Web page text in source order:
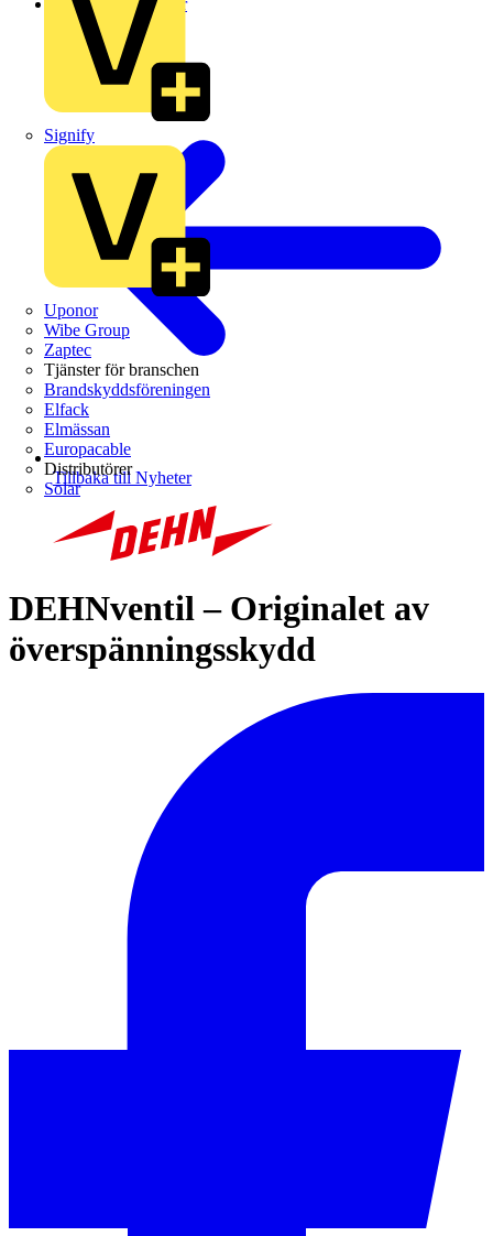
Signify
Uponor
Wibe Group
Zaptec
Tjänster för branschen
Brandskyddsföreningen
Elfack
Elmässan
Europacable
Distributörer
Solar
Tillbaka till Nyheter
DEHNventil – Originalet av
överspänningsskydd